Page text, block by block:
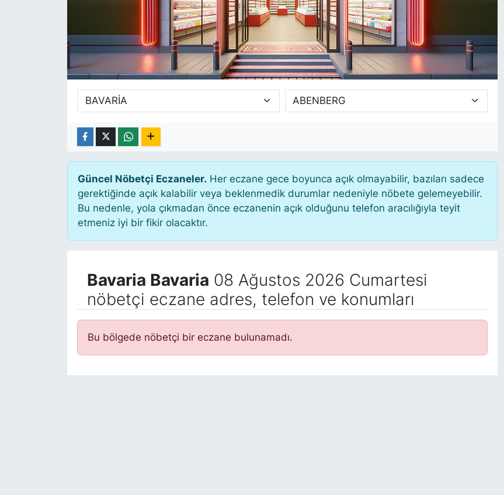
Güncel Nöbetçi Eczaneler. Her eczane gece boyunca açık olmayabilir, bazıları sadece
gerektiğinde açık kalabilir veya beklenmedik durumlar nedeniyle nöbete gelemeyebilir.
Bu nedenle, yola çıkmadan önce eczanenin açık olduğunu telefon aracılığıyla teyit
etmeniz iyi bir fikir olacaktır.
Bavaria Bavaria 08 Ağustos 2026 Cumartesi
nöbetçi eczane adres, telefon ve konumları
Bu bölgede nöbetçi bir eczane bulunamadı.
SAĞLIK